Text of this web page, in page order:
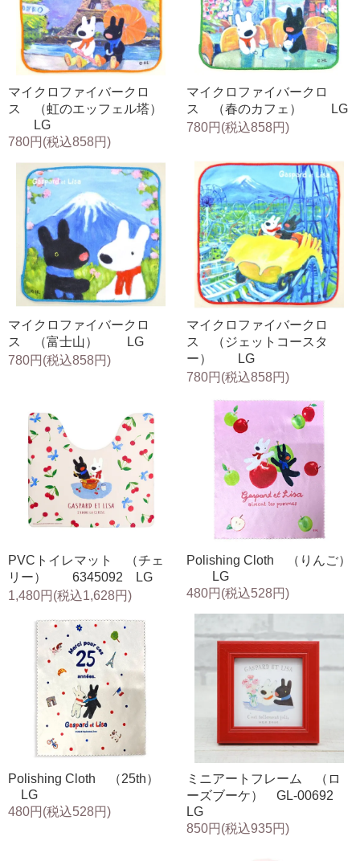
マイクロファイバークロ
ス （虹のエッフェル塔）
LG
780円(税込858円)
マイクロファイバークロ
ス （春のカフェ） LG
780円(税込858円)
マイクロファイバークロ
ス （富士山） LG
780円(税込858円)
マイクロファイバークロ
ス （ジェットコースタ
ー） LG
780円(税込858円)
PVCトイレマット （チェ
リー） 6345092 LG
1,480円(税込1,628円)
Polishing Cloth （りんご）
LG
480円(税込528円)
Polishing Cloth （25th）
LG
480円(税込528円)
ミニアートフレーム （ロ
ーズブーケ） GL-00692
LG
850円(税込935円)